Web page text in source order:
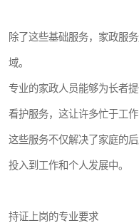
除了这些基础服务，家政服
域。
专业的家政人员能够为长者
看护服务，这让许多忙于工作
这些服务不仅解决了家庭的
投入到工作和个人发展中。
持证上岗的专业要求